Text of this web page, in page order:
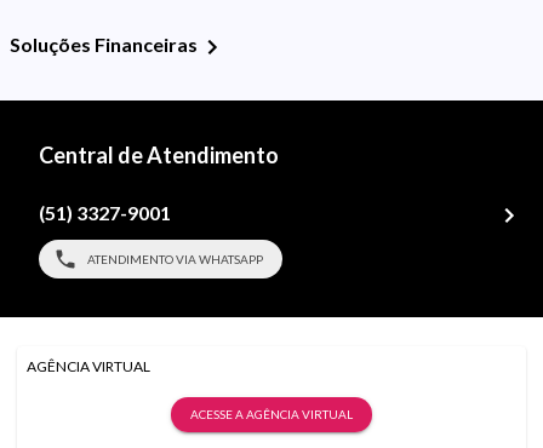
Soluções Financeiras
Central de Atendimento
(51) 3327-9001
ATENDIMENTO VIA WHATSAPP
AGÊNCIA VIRTUAL
ACESSE A AGÊNCIA VIRTUAL